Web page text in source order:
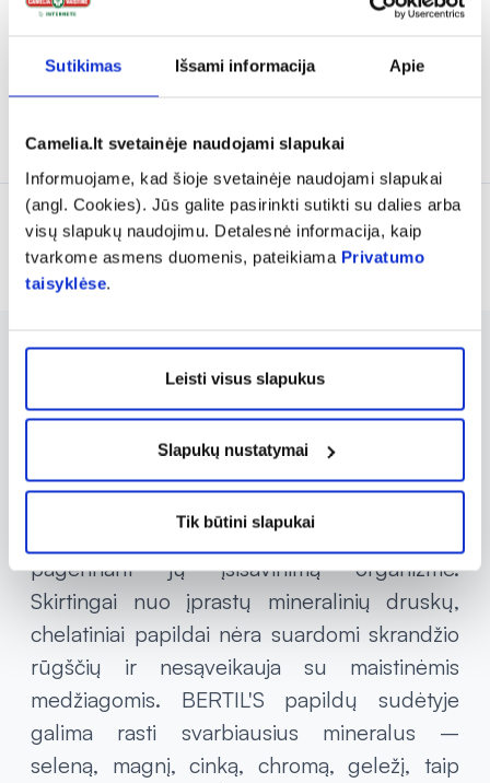
Sutikimas Išsami informacija Apie
Camelia.lt svetainėje naudojami slapukai
Informuojame, kad šioje svetainėje naudojami slapukai
(angl. Cookies). Jūs galite pasirinkti sutikti su dalies arba
visų slapukų naudojimu. Detalesnė informacija, kaip
tvarkome asmens duomenis, pateikiama Privatumo
taisyklėse.
Leisti visus slapukus
Slapukų nustatymai
Tik būtini slapukai
Išparduota Išparduota
Rodoma prekių 8 iš 8
BERTIL'S yra aukštos kokybės suomiški
maisto papildai, kurių asortimente rasite tiek
tradicinius, tiek chelatinius mineralus.
gamybos procesu, kurio metu mineralai
susijungia su aminorūgštimis, taip
pagerinant jų įsisavinimą organizme.
Skirtingai nuo įprastų mineralinių druskų,
chelatiniai papildai nėra suardomi skrandžio
rūgščių ir nesąveikauja su maistinėmis
medžiagomis. BERTIL'S papildų sudėtyje
galima rasti svarbiausius mineralus –
seleną, magnį, cinką, chromą, geležį, taip